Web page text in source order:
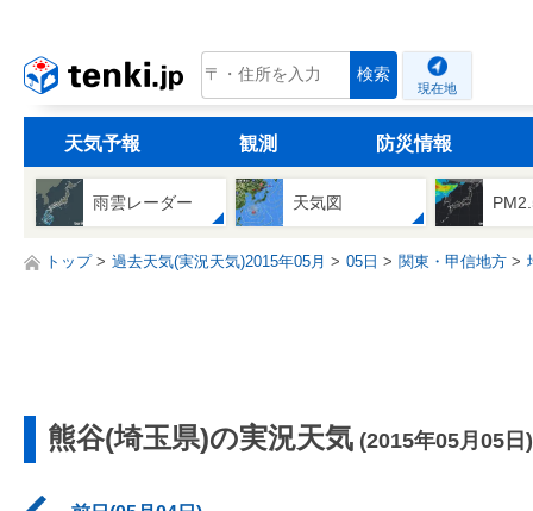
tenki.jp 検索
現在地
天気予報 観測 防災情報
雨雲レーダー 天気図
トップ 過去天気(実況天気)2015年05月 05日 関東・甲信地方
熊谷(埼玉県)の実況天気 (2015年05月05日)